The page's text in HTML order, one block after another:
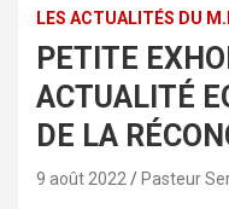
LES ACTUALITÉS DU
PETITE
ACTUALITÉ
DE LA
9 août 2022 Pasteur